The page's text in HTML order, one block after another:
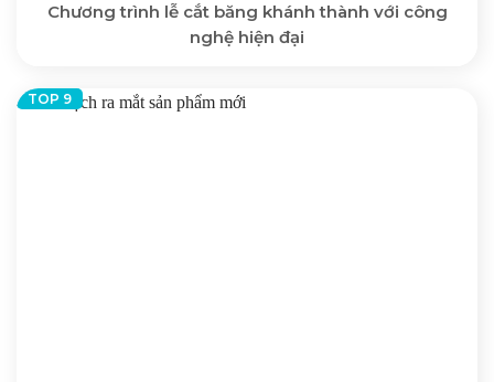
Chương trình lễ cắt băng khánh thành với công
nghệ hiện đại